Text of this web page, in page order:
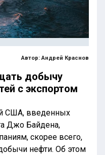
Автор:Андрей Краснов
добычу
с экспортом
США, введенных
Джо Байдена,
скорее всего,
нефти. Об этом